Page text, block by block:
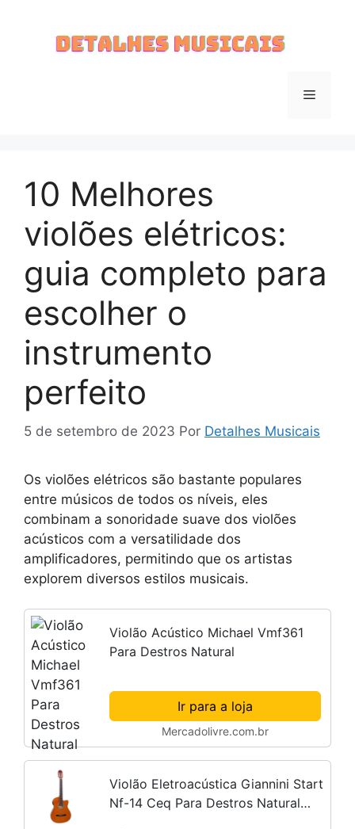
Menu
10 Melhores
violões elétricos:
guia completo para
escolher o
instrumento
perfeito
5 de setembro de 2023 Por Detalhes Musicais
Os violões elétricos são bastante populares
entre músicos de todos os níveis, eles
combinam a sonoridade suave dos violões
acústicos com a versatilidade dos
amplificadores, permitindo que os artistas
explorem diversos estilos musicais.
Violão Acústico Michael Vmf361
Para Destros Natural
Ir para a loja
Mercadolivre.com.br
Violão Eletroacústica Giannini Start
Nf-14 Ceq Para Destros Natural